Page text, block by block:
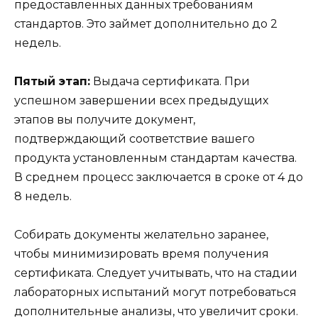
предоставленных данных требованиям
стандартов. Это займет дополнительно до 2
недель.
Пятый этап: Выдача сертификата. При
успешном завершении всех предыдущих
этапов вы получите документ,
подтверждающий соответствие вашего
продукта установленным стандартам качества.
В среднем процесс заключается в сроке от 4 до
8 недель.
Собирать документы желательно заранее,
чтобы минимизировать время получения
сертификата. Следует учитывать, что на стадии
лабораторных испытаний могут потребоваться
дополнительные анализы, что увеличит сроки.